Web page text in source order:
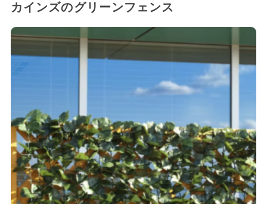
カインズのグリーンフェンス